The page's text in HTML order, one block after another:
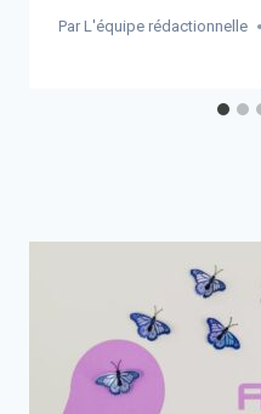
Par L'équipe rédactionnelle